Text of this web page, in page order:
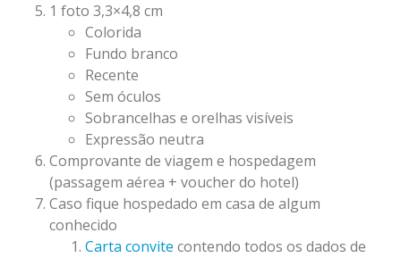
1 foto 3,3×4,8 cm
Colorida
Fundo branco
Recente
Sem óculos
Sobrancelhas e orelhas visíveis
Expressão neutra
Comprovante de viagem e hospedagem
(passagem aérea + voucher do hotel)
Caso fique hospedado em casa de algum
conhecido
Carta convite contendo todos os dados de